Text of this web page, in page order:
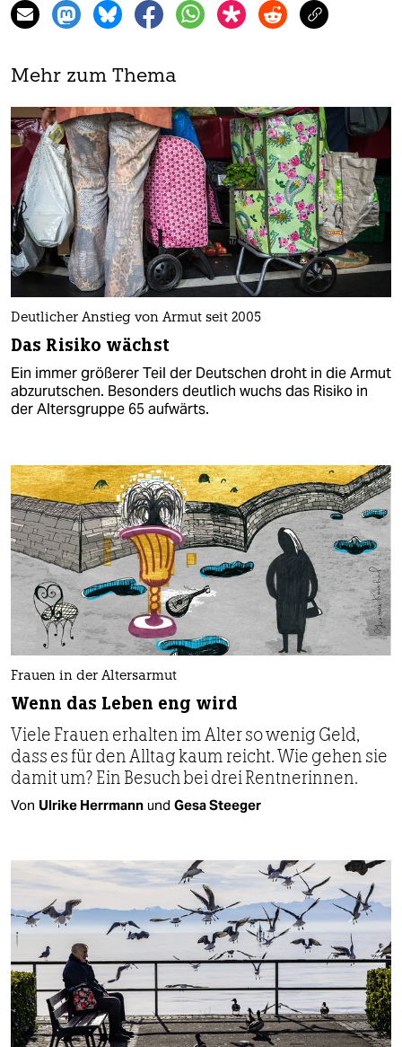
Mehr zum Thema
Deutlicher Anstieg von Armut seit 2005
Das Risiko wächst
Ein immer größerer Teil der Deutschen droht in die Armut
abzurutschen. Besonders deutlich wuchs das Risiko in
der Altersgruppe 65 aufwärts.
Frauen in der Altersarmut
Wenn das Leben eng wird
Viele Frauen erhalten im Alter so wenig Geld,
dass es für den Alltag kaum reicht. Wie gehen sie
damit um? Ein Besuch bei drei Rentnerinnen.
Von Ulrike Herrmann und Gesa Steeger